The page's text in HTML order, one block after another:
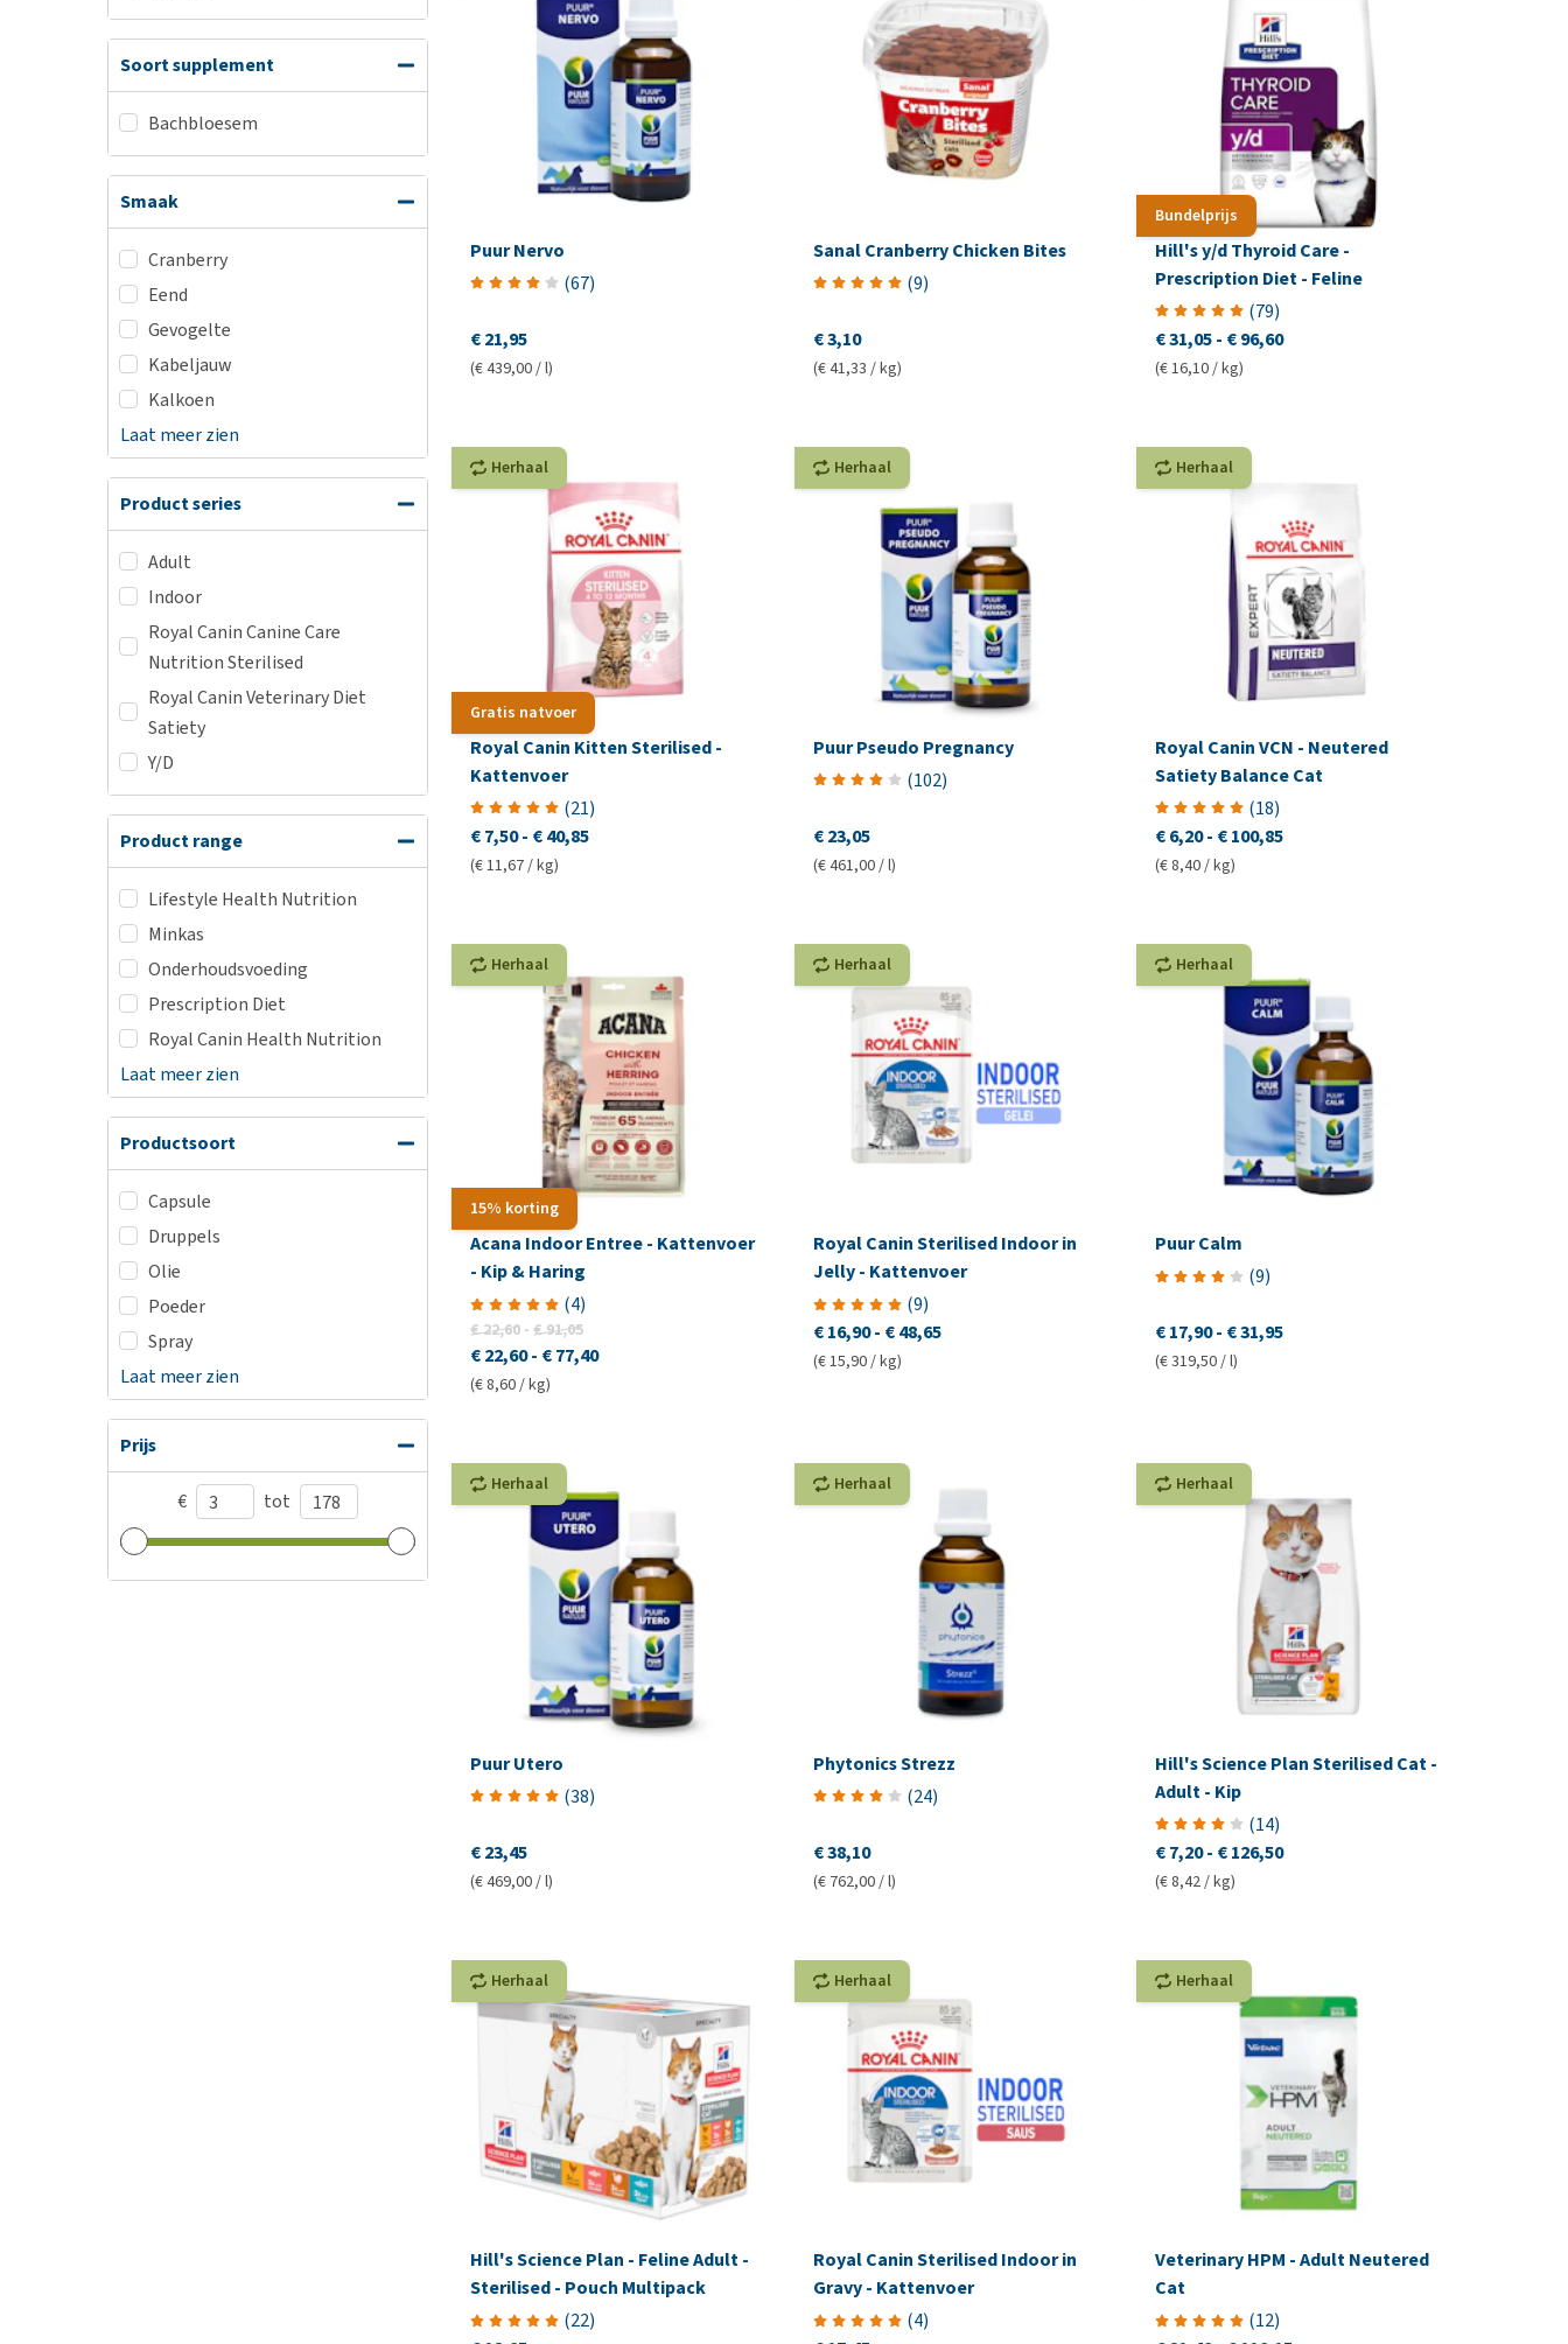
Soort supplement
Bachbloesem
Smaak
Cranberry
Eend
Gevogelte
Kabeljauw
Kalkoen
Laat meer zien
Product series
Adult
Indoor
Royal Canin Canine Care
Nutrition Sterilised
Royal Canin Veterinary Diet
Satiety
Y/D
Product range
Lifestyle Health Nutrition
Minkas
Onderhoudsvoeding
Prescription Diet
Royal Canin Health Nutrition
Laat meer zien
Productsoort
Capsule
Druppels
Olie
Poeder
Spray
Laat meer zien
Prijs
€ tot
Puur Nervo
(67)
€ 21,95
(€ 439,00 / l)
Sanal Cranberry Chicken Bites
(9)
€ 3,10
(€ 41,33 / kg)
Bundelprijs
Hill's y/d Thyroid Care -
Prescription Diet - Feline
(79)
€ 31,05- € 96,60
(€ 16,10 / kg)
Gratis natvoer
Herhaal
Royal Canin Kitten Sterilised -
Kattenvoer
(21)
€ 7,50- € 40,85
(€ 11,67 / kg)
Herhaal
Puur Pseudo Pregnancy
(102)
€ 23,05
(€ 461,00 / l)
Herhaal
Royal Canin VCN - Neutered
Satiety Balance Cat
(18)
€ 6,20- € 100,85
(€ 8,40 / kg)
15% korting
Herhaal
Acana Indoor Entree - Kattenvoer
- Kip & Haring
(4)
€ 22,60 - € 91,05
€ 22,60- € 77,40
(€ 8,60 / kg)
Herhaal
Royal Canin Sterilised Indoor in
Jelly - Kattenvoer
(9)
€ 16,90 - € 48,65
(€ 15,90 / kg)
Herhaal
Puur Calm
(9)
€ 17,90- € 31,95
(€ 319,50 / l)
Herhaal
Puur Utero
(38)
€ 23,45
(€ 469,00 / l)
Herhaal
Phytonics Strezz
(24)
€ 38,10
(€ 762,00 / l)
Herhaal
Hill's Science Plan Sterilised Cat -
Adult - Kip
(14)
€ 7,20- € 126,50
(€ 8,42 / kg)
Herhaal
Hill's Science Plan - Feline Adult -
Sterilised - Pouch Multipack
(22)
Herhaal
Royal Canin Sterilised Indoor in
Gravy - Kattenvoer
(4)
Herhaal
Veterinary HPM - Adult Neutered
Cat
(12)